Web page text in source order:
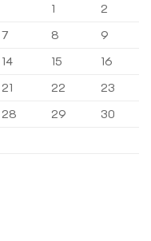
1
2
7 8
9
14 15
16
21 22
23
28 29
30